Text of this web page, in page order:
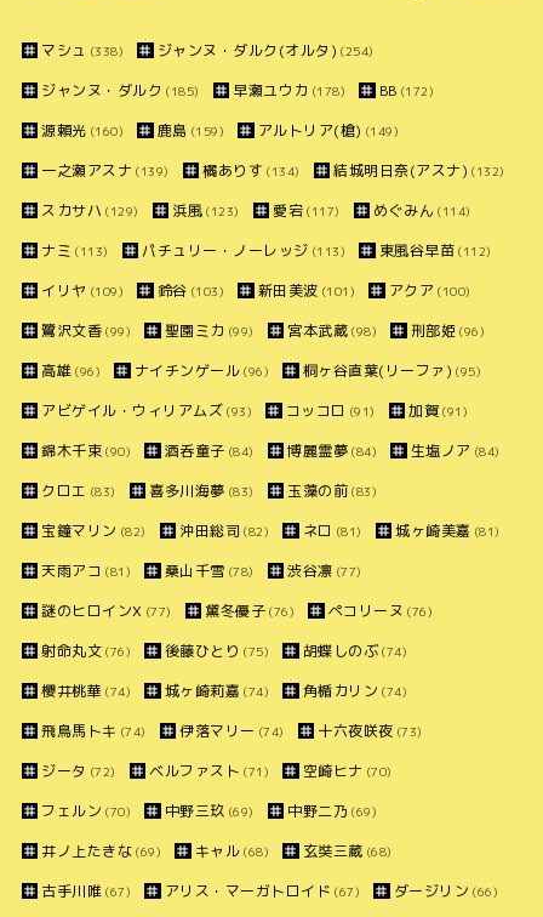
マシュ (338) ジャンヌ・ダルク(オルタ) (254)
ジャンヌ・ダルク (185) 早瀬ユウカ (178) BB (172)
源頼光 (160) 鹿島 (159) アルトリア(槍) (149)
一之瀬アスナ (139) 橘ありす (134) 結城明日奈(アスナ) (132)
スカサハ (129) 浜風 (123) 愛宕 (117) めぐみん (114)
ナミ (113) パチュリー・ノーレッジ (113) 東風谷早苗 (112)
イリヤ (109) 鈴谷 (103) 新田美波 (101) アクア (100)
鷺沢文香 (99) 聖園ミカ (99) 宮本武蔵 (98) 刑部姫 (96)
高雄 (96) ナイチンゲール (96) 桐ヶ谷直葉(リーファ) (95)
アビゲイル・ウィリアムズ (93) コッコロ (91) 加賀 (91)
錦木千束 (90) 酒呑童子 (84) 博麗霊夢 (84) 生塩ノア (84)
クロエ (83) 喜多川海夢 (83) 玉藻の前 (83)
宝鐘マリン (82) 沖田総司 (82) ネロ (81) 城ヶ崎美嘉 (81)
天雨アコ (81) 桑山千雪 (78) 渋谷凛 (77)
謎のヒロインX (77) 黛冬優子 (76) ペコリーヌ (76)
射命丸文 (76) 後藤ひとり (75) 胡蝶しのぶ(74)
櫻井桃華 (74) 城ヶ崎莉嘉 (74) 角楯カリン (74)
飛鳥馬トキ (74) 伊落マリー (74) 十六夜咲夜 (73)
ジータ (72) ベルファスト (71) 空崎ヒナ (70)
フェルン (70) 中野三玖 (69) 中野二乃 (69)
井ノ上たきな (69) キャル (68) 玄奘三蔵 (68)
古手川唯 (67) アリス・マーガトロイド (67) ダージリン (66)